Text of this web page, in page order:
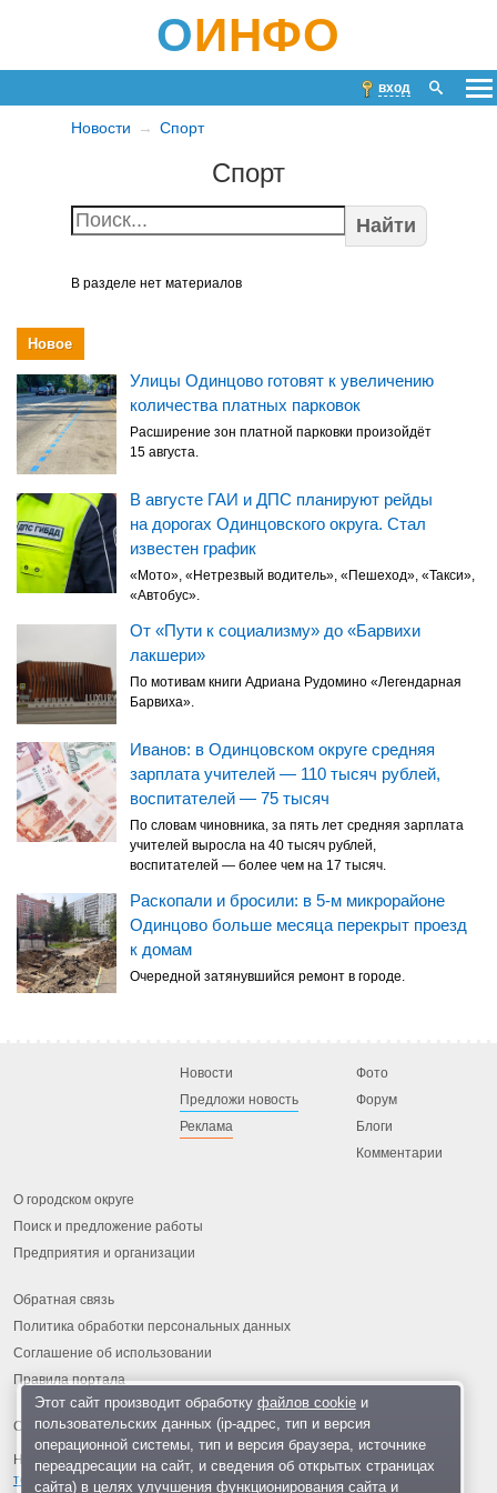
ОИНФО
вход
Новости Спорт
Спорт
Найти
В разделе нет материалов
Новое
Улицы Одинцово готовят к увеличению
количества платных парковок
Расширение зон платной парковки произойдёт
15 августа.
В августе ГАИ и ДПС планируют рейды
на дорогах Одинцовского округа. Стал
известен график
«Мото», «Нетрезвый водитель», «Пешеход», «Такси»,
«Автобус».
От «Пути к социализму» до «Барвихи
лакшери»
По мотивам книги Адриана Рудомино «Легендарная
Барвиха».
Иванов: в Одинцовском округе средняя
зарплата учителей — 110 тысяч рублей,
воспитателей — 75 тысяч
По словам чиновника, за пять лет средняя зарплата
учителей выросла на 40 тысяч рублей,
воспитателей — более чем на 17 тысяч.
Раскопали и бросили: в 5-м микрорайоне
Одинцово больше месяца перекрыт проезд
к домам
Очередной затянувшийся ремонт в городе.
Новости
Предложи новость
Реклама
Фото
Форум
Блоги
Комментарии
О городском округе
Поиск и предложение работы
Предприятия и организации
Обратная связь
Политика обработки персональных данных
Соглашение об использовании
Правила портала
На информационном ресурсе применяются рекомендательные
технологии
Этот сайт производит обработку файлов cookieи
пользовательских данных (ip-адрес, тип и версия
операционной системы, тип и версия браузера, источнике
переадресации на сайт, и сведения об открытых страницах
сайта) в целях улучшения функционирования сайта и